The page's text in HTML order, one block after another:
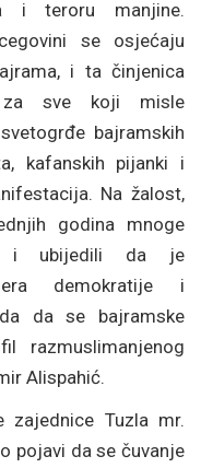
i teroru manjine.
se osjećaju
i ta činjenica
za sve koji misle
bajramskih
kafanskih pijanki i
Na žalost,
godina mnoge
i ubijedili da je
demokratije i
da se bajramske
razmuslimanjenog
Alispahić.
zajednice Tuzla mr.
pojavi da se čuvanje